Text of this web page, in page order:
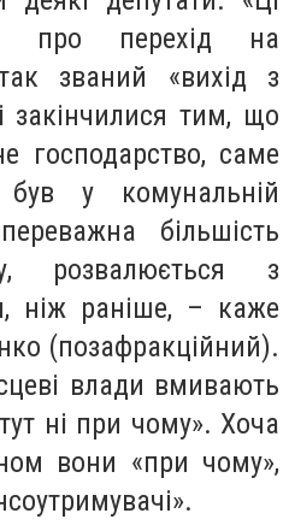
про перехід на
званий «вихід з
закінчилися тим, що
господарство, саме
у комунальній
більшість
розвалюється з
ніж раніше, – каже
(позафракційний).
влади вмивають
ні при чому». Хоча
вони «при чому»,